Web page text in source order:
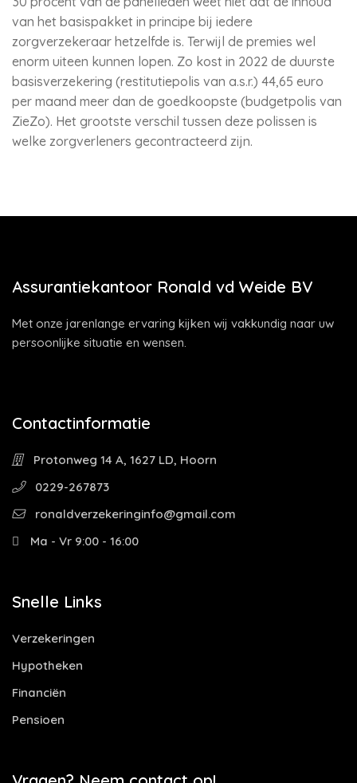
van het basispakket in principe bij iedere
zorgverzekeraar hetzelfde is. Terwijl de premies wel
enorm uiteen kunnen lopen. Zo kost in 2022 de duurste
basisverzekering (restitutiepolis van a.s.r.) 44,65 euro
per maand meer dan de goedkoopste (budgetpolis van
ZieZo). Het grootste verschil tussen deze polissen is
welke zorgverleners gecontracteerd zijn.
Assurantiekantoor Ronald vd Weide BV
Met onze jarenlange ervaring kijken wij vakkundig naar uw
persoonlijke situatie en wensen.
Contactinformatie
Protonweg 14 A, 1627 LD, Hoorn
0229-267873
ronaldverzekeringinfo@gmail.com
Ma - Vr 9:00 - 16:00
Snelle Links
Verzekeringen
Hypotheken
Financiën
Pensioen